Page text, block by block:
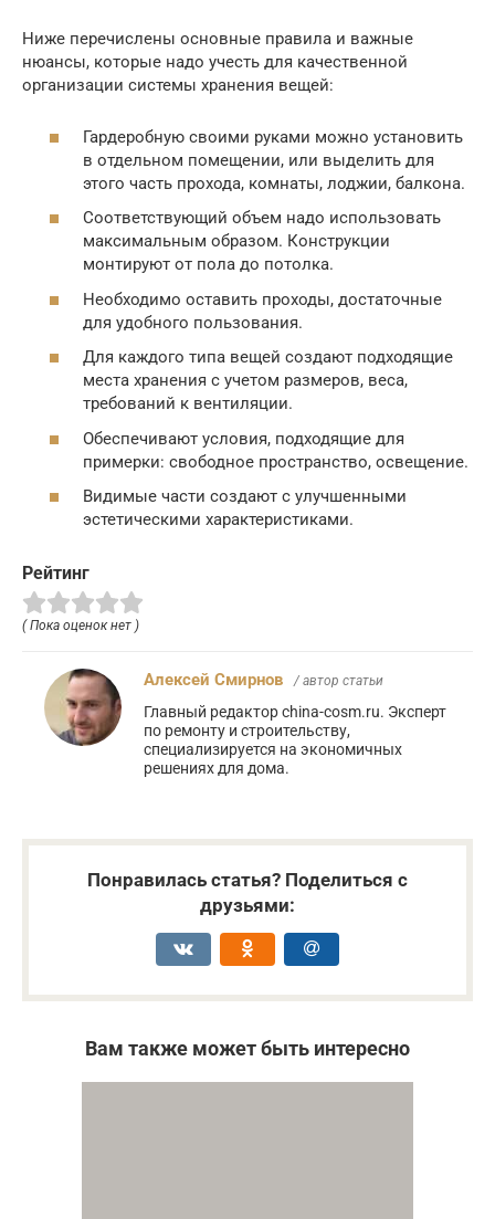
Ниже перечислены основные правила и важные
нюансы, которые надо учесть для качественной
организации системы хранения вещей:
Гардеробную своими руками можно установить
в отдельном помещении, или выделить для
этого часть прохода, комнаты, лоджии, балкона.
Соответствующий объем надо использовать
максимальным образом. Конструкции
монтируют от пола до потолка.
Необходимо оставить проходы, достаточные
для удобного пользования.
Для каждого типа вещей создают подходящие
места хранения с учетом размеров, веса,
требований к вентиляции.
Обеспечивают условия, подходящие для
примерки: свободное пространство, освещение.
Видимые части создают с улучшенными
эстетическими характеристиками.
Рейтинг
( Пока оценок нет )
Алексей Смирнов / автор статьи
Главный редактор china-cosm.ru. Эксперт
по ремонту и строительству,
специализируется на экономичных
решениях для дома.
Понравилась статья? Поделиться с
друзьями:
Вам также может быть интересно